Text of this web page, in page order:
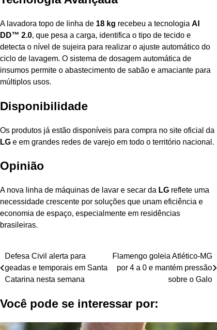
A lavadora topo de linha de 18 kg recebeu a tecnologia AI
DD™ 2.0, que pesa a carga, identifica o tipo de tecido e
detecta o nível de sujeira para realizar o ajuste automático do
ciclo de lavagem. O sistema de dosagem automática de
insumos permite o abastecimento de sabão e amaciante para
múltiplos usos.
Disponibilidade
Os produtos já estão disponíveis para compra no site oficial da
LG e em grandes redes de varejo em todo o território nacional.
Opinião
A nova linha de máquinas de lavar e secar da LG reflete uma
necessidade crescente por soluções que unam eficiência e
economia de espaço, especialmente em residências
brasileiras.
Navegação
de
Defesa Civil alerta para
geadas e temporais em Santa
Catarina nesta semana
Flamengo goleia Atlético-MG
por 4 a 0 e mantém pressão
sobre o Galo
Você pode se interessar por: